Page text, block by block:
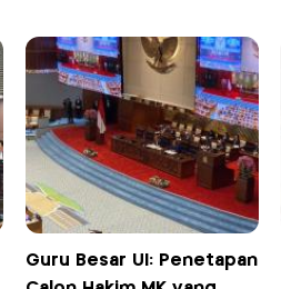
Guru Besar UI: Penetapan